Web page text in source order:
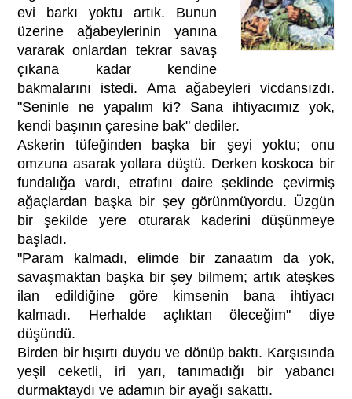
evi barkı yoktu artık. Bunun
üzerine ağabeylerinin yanına
vararak onlardan tekrar savaş
çıkana kadar kendine
bakmalarını istedi. Ama ağabeyleri vicdansızdı.
"Seninle ne yapalım ki? Sana ihtiyacımız yok,
kendi başının çaresine bak" dediler.
Askerin tüfeğinden başka bir şeyi yoktu; onu
omzuna asarak yollara düştü. Derken koskoca bir
fundalığa vardı, etrafını daire şeklinde çevirmiş
ağaçlardan başka bir şey görünmüyordu. Üzgün
bir şekilde yere oturarak kaderini düşünmeye
başladı.
"Param kalmadı, elimde bir zanaatım da yok,
savaşmaktan başka bir şey bilmem; artık ateşkes
ilan edildiğine göre kimsenin bana ihtiyacı
kalmadı. Herhalde açlıktan öleceğim" diye
düşündü.
Birden bir hışırtı duydu ve dönüp baktı. Karşısında
yeşil ceketli, iri yarı, tanımadığı bir yabancı
durmaktaydı ve adamın bir ayağı sakattı.